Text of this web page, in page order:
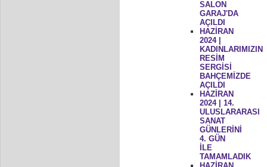
SALON
GARAJ'DA
AÇILDI
HAZİRAN
2024 |
KADINLARIMIZIN
RESİM
SERGİSİ
BAHÇEMİZDE
AÇILDI
HAZİRAN
2024 | 14.
ULUSLARARASI
SANAT
GÜNLERİNİ
4. GÜN
İLE
TAMAMLADIK